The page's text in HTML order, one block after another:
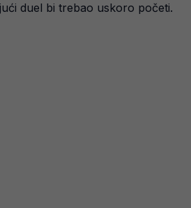
duel bi trebao uskoro početi.